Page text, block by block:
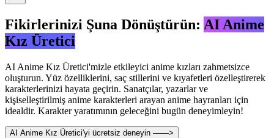
Fikirlerinizi Şuna Dönüştürün: AI Anime
Kız Üretici
AI Anime Kız Üretici'mizle etkileyici anime kızları zahmetsizce
oluşturun. Yüz özelliklerini, saç stillerini ve kıyafetleri özelleştirerek
karakterlerinizi hayata geçirin. Sanatçılar, yazarlar ve
kişiselleştirilmiş anime karakterleri arayan anime hayranları için
idealdir. Karakter yaratımının geleceğini bugün deneyimleyin!
AI Anime Kız Üretici'yi ücretsiz deneyin ——>